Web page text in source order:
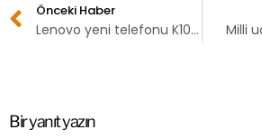
Önceki Haber
Lenovo yeni telefonu K10 Plus’ı tanıttı Milli
Bir yanıt yazın